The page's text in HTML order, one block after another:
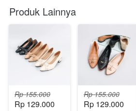
Produk Lainnya
Rp 155.000
Rp 129.000
Rp 155.000
Rp 129.000